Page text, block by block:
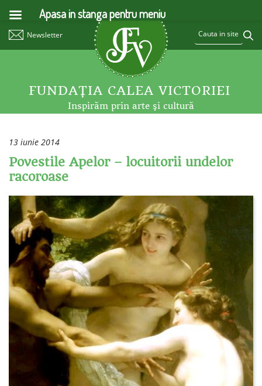
Newsletter
FUNDAŢIA CALEA VICTORIEI
Inspirăm prin arte şi cultură
13 iunie 2014
Povestile Apelor – locuitorii undelor
racoroase
Apasa in stanga pentru meniu